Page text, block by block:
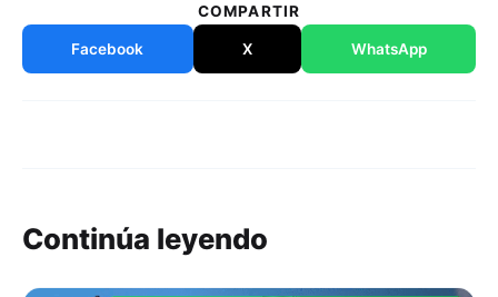
COMPARTIR
Facebook X WhatsApp
Continúa leyendo